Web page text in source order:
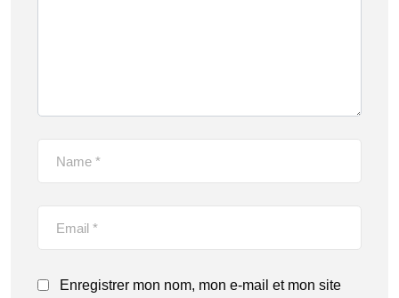
Enregistrer mon nom, mon e-mail et mon site